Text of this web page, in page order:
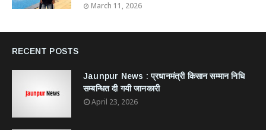
March 11, 2026
RECENT POSTS
Jaunpur News : ​प्रधानमंत्री किसान सम्मान निधि
सम्बन्धित दी गयी जानकारी
April 23, 2026